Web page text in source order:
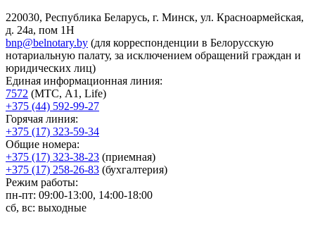
220030, Республика Беларусь, г. Минск, ул. Красноармейская,
д. 24а, пом 1Н
bnp@belnotary.by (для корреспонденции в Белорусскую
нотариальную палату, за исключением обращений граждан и
юридических лиц)
Единая информационная линия:
7572 (МТС, A1, Life)
+375 (44) 592-99-27
Горячая линия:
+375 (17) 323-59-34
Общие номера:
+375 (17) 323-38-23 (приемная)
+375 (17) 258-26-83 (бухгалтерия)
Режим работы:
пн-пт: 09:00-13:00, 14:00-18:00
сб, вс: выходные